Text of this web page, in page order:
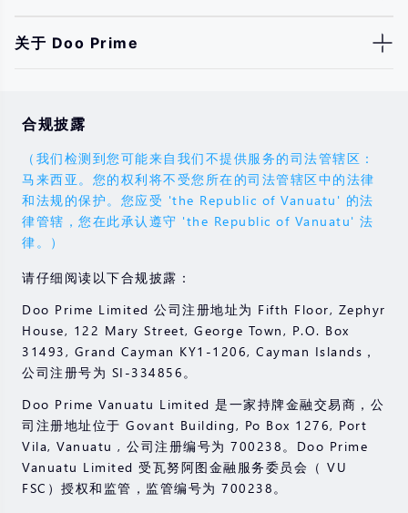
关于 Doo Prime
合规披露
（我们检测到您可能来自我们不提供服务的司法管辖区：
马来西亚。您的权利将不受您所在的司法管辖区中的法律
和法规的保护。您应受 'the Republic of Vanuatu' 的法
律管辖，您在此承认遵守 'the Republic of Vanuatu' 法
律。）
请仔细阅读以下合规披露：
Doo Prime Limited 公司注册地址为 Fifth Floor, Zephyr
House, 122 Mary Street, George Town, P.O. Box
31493, Grand Cayman KY1-1206, Cayman Islands，
公司注册号为 SI-334856。
Doo Prime Vanuatu Limited 是一家持牌金融交易商，公
司注册地址位于 Govant Building, Po Box 1276, Port
Vila, Vanuatu , 公司注册编号为 700238。Doo Prime
Vanuatu Limited 受瓦努阿图金融服务委员会（ VU
FSC）授权和监管，监管编号为 700238。